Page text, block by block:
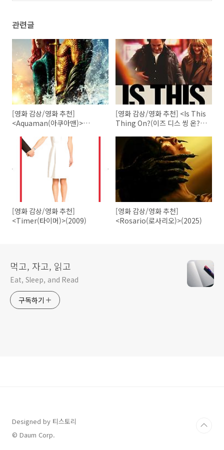
관련글
[영화 감상/영화 추천]
<Aquaman(아쿠아맨)>
[영화 감상/영화 추천] <Is This
Thing On?(이즈 디스 씽 온?)>
[영화 감상/영화 추천]
<Timer(타이머)>(2009)
[영화 감상/영화 추천]
<Rosario(로사리오)>(2025)
먹고, 자고, 읽고
Eat, Sleep, and Read
구독하기
Designed by 티스토리
© Daum Corp.